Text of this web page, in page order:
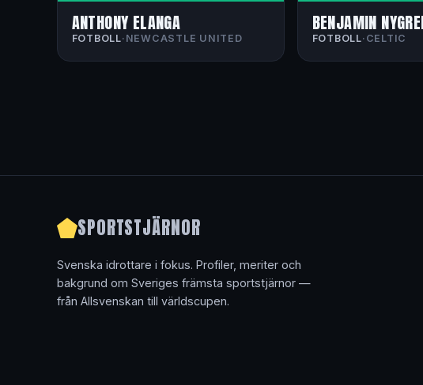
ANTHONY ELANGA
FOTBOLL· NEWCASTLE UNITED
BENJAMIN
FOTBOLL· CELTIC
SPORTSTJÄRNOR
Svenska idrottare i fokus. Profiler, meriter och
bakgrund om Sveriges främsta sportstjärnor —
från Allsvenskan till världscupen.